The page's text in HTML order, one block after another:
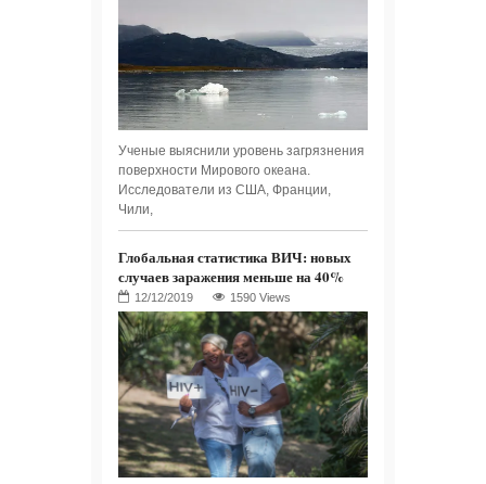
Ученые выяснили уровень загрязнения
поверхности Мирового океана.
Исследователи из США, Франции,
Чили,
Глобальная статистика ВИЧ: новых
случаев заражения меньше на 40%
1590 Views